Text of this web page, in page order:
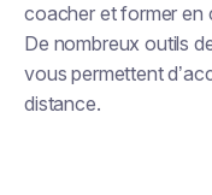
coacher et former en
De nombreux outils
vous permettent
distance.